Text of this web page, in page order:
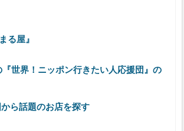
る屋』
『世界！ニッポン行きたい人応援団』の
ら話題のお店を探す